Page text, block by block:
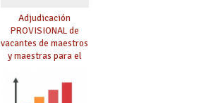
Adjudicación
PROVISIONAL de
vacantes de maestros
y maestras para el